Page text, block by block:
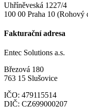
Uhříněveská 1227/4
100 00 Praha 10 (Rohový
Fakturační adresa
Entec Solutions a.s.
Březová 180
763 15 Slušovice
IČO: 479115514
DIČ: CZ699000207